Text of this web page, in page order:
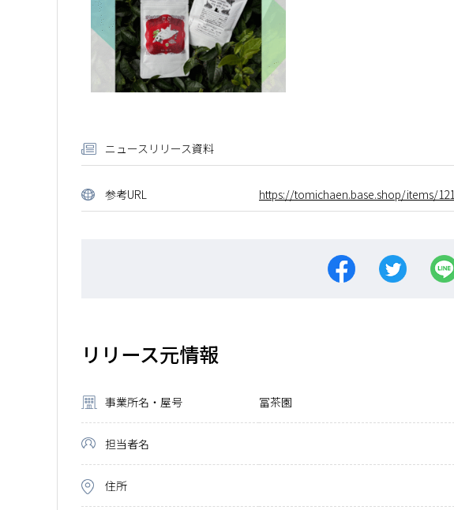
ニュースリリース資料
参考URL https://tomichaen.base.shop/items/
リリース元情報
事業所名・屋号 冨茶園
担当者名
住所